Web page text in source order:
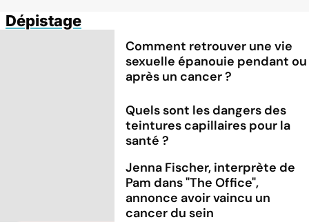
Dépistage
Comment retrouver une vie
sexuelle épanouie pendant ou
après un cancer ?
Quels sont les dangers des
teintures capillaires pour la
santé ?
Jenna Fischer, interprète de
Pam dans "The Office",
annonce avoir vaincu un
cancer du sein